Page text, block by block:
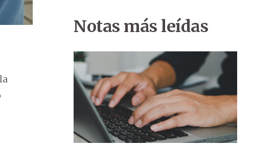
Notas más leídas